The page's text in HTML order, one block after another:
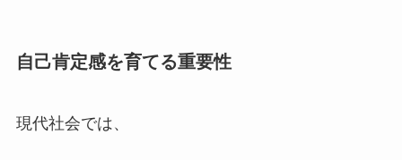
自己肯定感を育てる重要性
現代社会では、